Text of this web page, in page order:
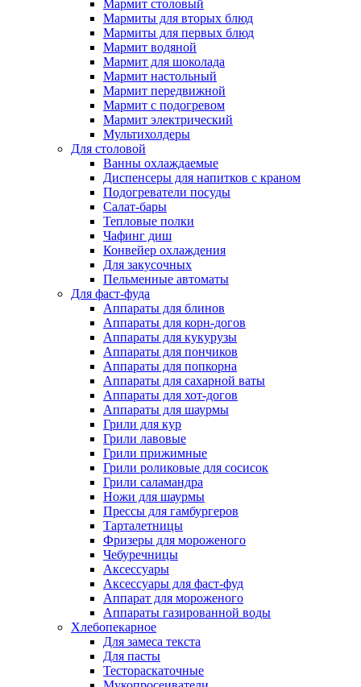
Мармит столовый
Мармиты для вторых блюд
Мармиты для первых блюд
Мармит водяной
Мармит для шоколада
Мармит настольный
Мармит передвижной
Мармит с подогревом
Мармит электрический
Мультихолдеры
Для столовой
Ванны охлаждаемые
Диспенсеры для напитков с краном
Подогреватели посуды
Салат-бары
Тепловые полки
Чафинг диш
Конвейер охлаждения
Для закусочных
Пельменные автоматы
Для фаст-фуда
Аппараты для блинов
Аппараты для корн-догов
Аппараты для кукурузы
Аппараты для пончиков
Аппараты для попкорна
Аппараты для сахарной ваты
Аппараты для хот-догов
Аппараты для шаурмы
Грили для кур
Грили лавовые
Грили прижимные
Грили роликовые для сосисок
Грили саламандра
Ножи для шаурмы
Прессы для гамбургеров
Тарталетницы
Фризеры для мороженого
Чебуречницы
Аксессуары
Аксессуары для фаст-фуд
Аппарат для мороженого
Аппараты газированной воды
Хлебопекарное
Для замеса текста
Для пасты
Тестораскаточные